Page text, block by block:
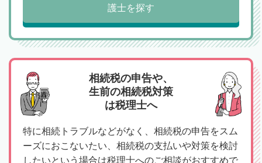
護士を探す
相続税の申告や、
生前の相続税対策
は税理士へ
特に相続トラブルなどがなく、相続税の申告をスム
ーズにおこないたい、相続税の支払いや対策を検討
したいという場合は税理士へのご相談がおすすめで